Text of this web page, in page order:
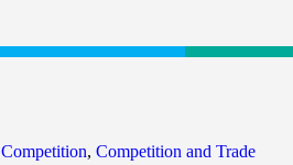
Competition, Competition and Trade